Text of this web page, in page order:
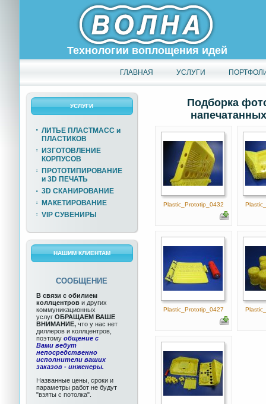
Технологии воплощения идей
ГЛАВНАЯ УСЛУГИ
УСЛУГИ
ЛИТЬЕ ПЛАСТМАСС и
ПЛАСТИКОВ
ИЗГОТОВЛЕНИЕ
КОРПУСОВ
ПРОТОТИПИРОВАНИЕ
и 3D ПЕЧАТЬ
3D СКАНИРОВАНИЕ
МАКЕТИРОВАНИЕ
VIP СУВЕНИРЫ
НАШИМ КЛИЕНТАМ
СООБЩЕНИЕ
В связи с обилием
коллцентров и других
коммуникационных
услуг ОБРАЩАЕМ ВАШЕ
ВНИМАНИЕ, что у нас нет
диллеров и коллцентров,
поэтому общение с
Вами ведут
непосредственно
исполнители ваших
заказов - инженеры.
Названные цены, сроки и
параметры работ не будут
"взяты с потолка".
Подборка
Plastic_Prototip_0432
Plastic_Prototip_0427